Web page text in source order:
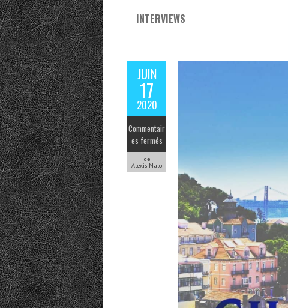
INTERVIEWS
JUIN
17
2020
Commentair
es fermés
de
Alexis Malo